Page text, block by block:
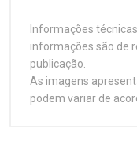
Informações
informações são de
publicação.
As imagens
podem variar de